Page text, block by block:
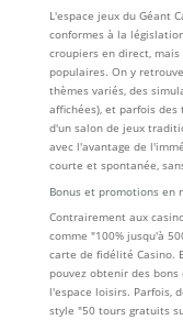
L'espace jeux du Géant
conformes à la
croupiers en direct,
populaires. On y
thèmes variés, des
affichées), et parfois
d'un salon de jeux
avec l'avantage de
courte et spontanée,
Bonus et promotions en
Contrairement aux
comme "100% jusqu'à
carte de fidélité Casino.
pouvez obtenir des
l'espace loisirs. Parfois,
style "50 tours gratuits